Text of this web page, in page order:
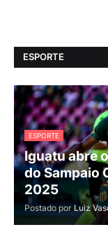
ESPORTE
ESPORTE
Iguatu abre
do Sampaio
2025
Postado por Luiz